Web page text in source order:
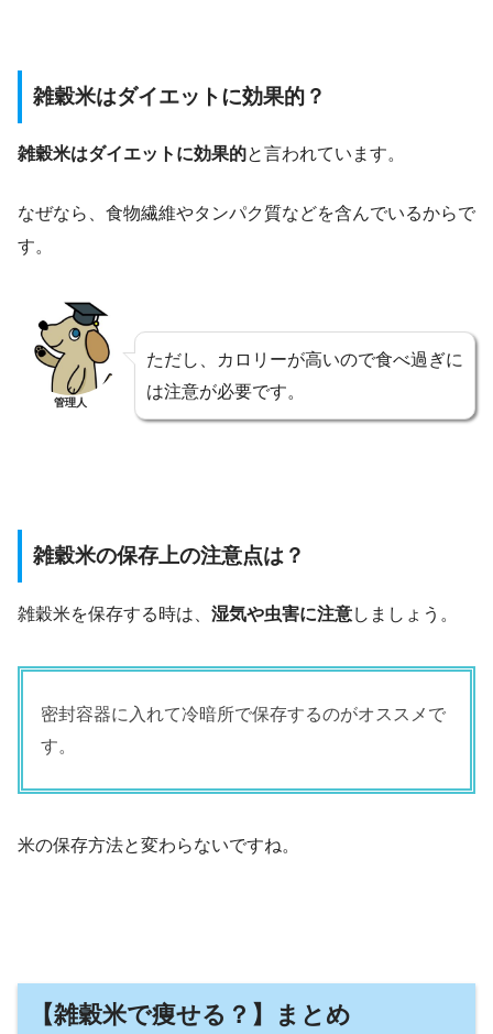
雑穀米はダイエットに効果的？
雑穀米はダイエットに効果的と言われています。
なぜなら、食物繊維やタンパク質などを含んでいるからで
す。
管理人
ただし、カロリーが高いので食べ過ぎに
は注意が必要です。
雑穀米の保存上の注意点は？
雑穀米を保存する時は、 湿気や虫害に注意しましょう。
密封容器に入れて冷暗所で保存するのがオススメで
す。
米の保存方法と変わらないですね。
【雑穀米で痩せる？】まとめ